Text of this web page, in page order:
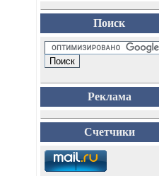
Поиск
Реклама
Счетчики